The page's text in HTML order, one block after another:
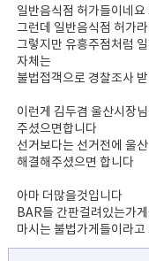
일반음식점 허가들이네요
그런데 일반음식점 허가
그렇지만 유흥주점처럼
자체는
불법접객으로 경찰조사
이런게 김두겸 울산시장
주셨으면합니다
선거보다는 선거전에 울
해결해주셨으면 합니다
아마 더많을것입니다
BAR들 간판걸려있는가
마시는 불법가게들이라